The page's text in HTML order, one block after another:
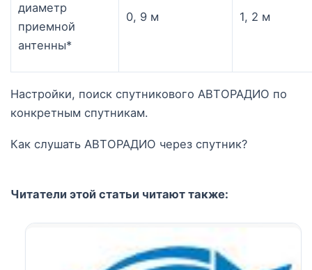
диаметр
приемной
антенны*
0, 9 м 1, 2 м
Настройки, поиск спутникового АВТОРАДИО по
конкретным спутникам.
Как слушать АВТОРАДИО через спутник?
Читатели этой статьи читают также: